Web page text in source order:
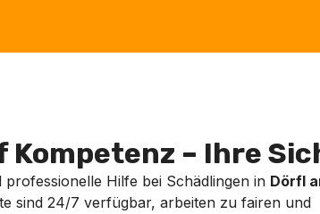
Kompetenz – Ihre
Hilfe bei Schädlingen in Dörfl
sind 24/7 verfügbar, arbeiten zu fairen und